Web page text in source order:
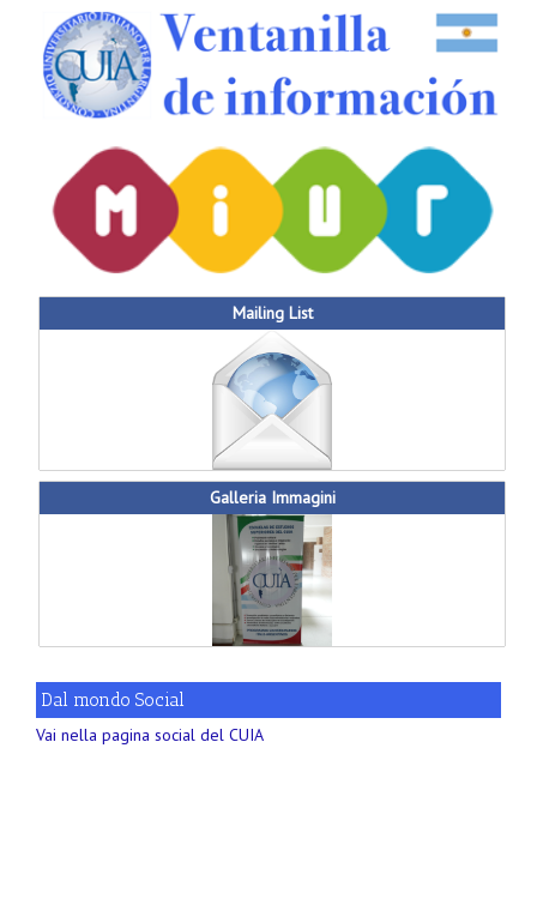
Mailing List
Galleria Immagini
Dal mondo Social
Vai nella pagina social del CUIA